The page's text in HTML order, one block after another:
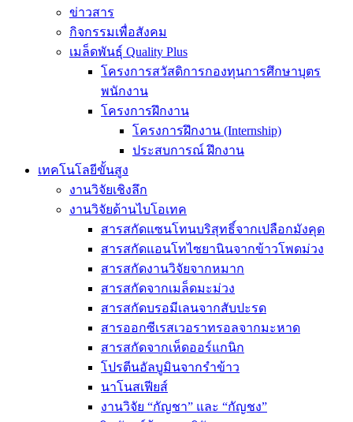
ข่าวสาร
กิจกรรมเพื่อสังคม
เมล็ดพันธุ์ Quality Plus
โครงการสวัสดิการกองทุนการศึกษาบุตร
พนักงาน
โครงการฝึกงาน
โครงการฝึกงาน (Internship)
ประสบการณ์ ฝึกงาน
เทคโนโลยีขั้นสูง
งานวิจัยเชิงลึก
งานวิจัยด้านไบโอเทค
สารสกัดแซนโทนบริสุทธิ์จากเปลือกมังคุด
สารสกัดแอนโทไซยานินจากข้าวโพดม่วง
สารสกัดงานวิจัยจากหมาก
สารสกัดจากเมล็ดมะม่วง
สารสกัดบรอมีเลนจากสับปะรด
สารออกซีเรสเวอราทรอลจากมะหาด
สารสกัดจากเห็ดออร์แกนิก
โปรตีนอัลบูมินจากรำข้าว
นาโนสเฟียส์
งานวิจัย “กัญชา” และ “กัญชง”